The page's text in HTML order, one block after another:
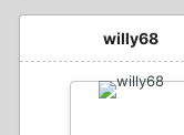
willy68